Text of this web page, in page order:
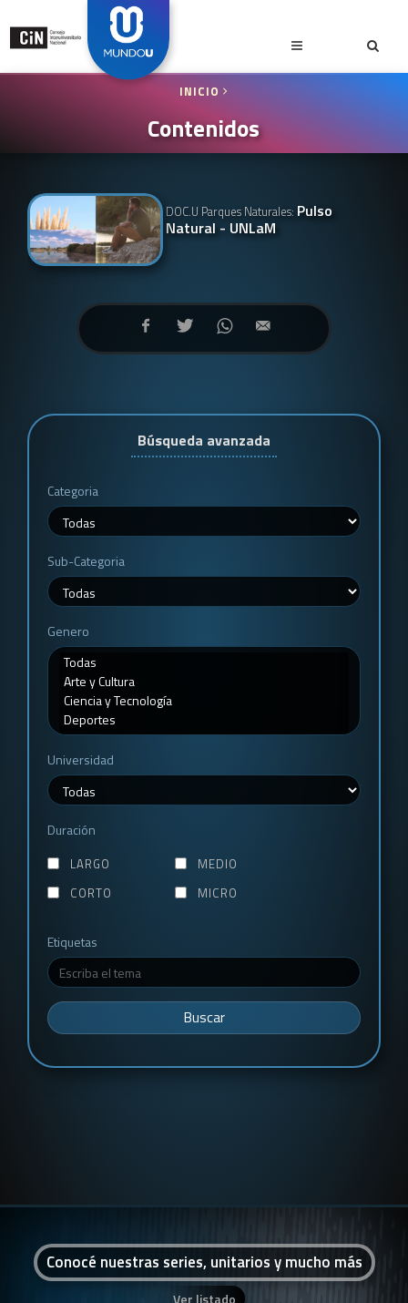
INICIO
Contenidos
DOC.U Parques Naturales: Pulso
Natural - UNLaM
Búsqueda avanzada
Categoria
Sub-Categoria
Genero
Universidad
Duración
LARGO
MEDIO
CORTO
MICRO
Etiquetas
Buscar
Conocé nuestras series, unitarios y mucho más
Ver listado